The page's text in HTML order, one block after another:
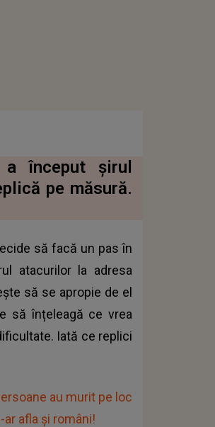
a început șirul
pe măsură.
să facă un pas în
atacurilor la adresa
să se apropie de el
să înțeleagă ce vrea
Iată ce replici
au murit pe loc
afla și români!